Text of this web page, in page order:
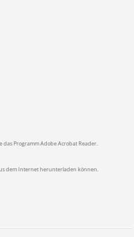
das Programm Adobe Acrobat Reader.
dem Internet herunterladen können.